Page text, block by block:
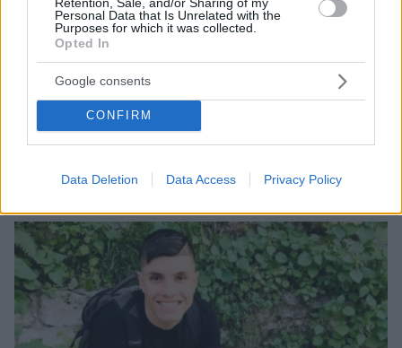
Personal Data that Is Unrelated with the
Purposes for which it was collected.
Opted In
Google consents
CONFIRM
Data Deletion Data Access Privacy Policy
Ο οδηγός του φορτηγού περιγράφει πώς έγινε το
τροχαίο με τους νεκρούς μάνα και γιο στις Σέρρες,
δουλειά
07.08.2026, 13:17